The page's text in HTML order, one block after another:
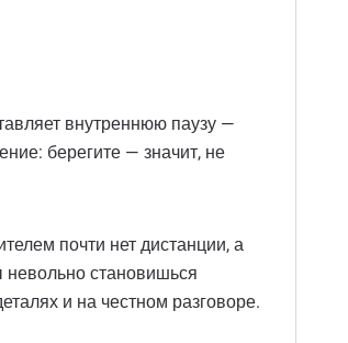
внутреннюю паузу —
берегите — значит, не
почти нет дистанции, а
невольно становишься
и на честном разговоре.